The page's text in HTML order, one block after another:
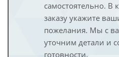
самостоятельно. В
заказу укажите
пожелания. Мы с
уточним детали и
готовности.